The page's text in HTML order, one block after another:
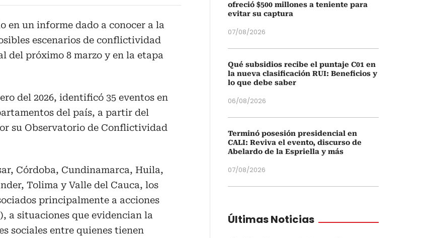
en un informe dado a conocer a la
escenarios de conflictividad
del próximo 8 marzo y en la etapa
del 2026, identificó 35 eventos en
del país, a partir del
su Observatorio de Conflictividad
Córdoba, Cundinamarca, Huila,
Tolima y Valle del Cauca, los
principalmente a acciones
a situaciones que evidencian la
sociales entre quienes tienen
ofreció $500 millones a teniente para
evitar su captura
07/08/2026
Qué subsidios recibe el puntaje C01 en
la nueva clasificación RUI: Beneficios y
lo que debe saber
06/08/2026
Terminó posesión presidencial en
CALI: Reviva el evento, discurso de
Abelardo de la Espriella y más
07/08/2026
Últimas Noticias